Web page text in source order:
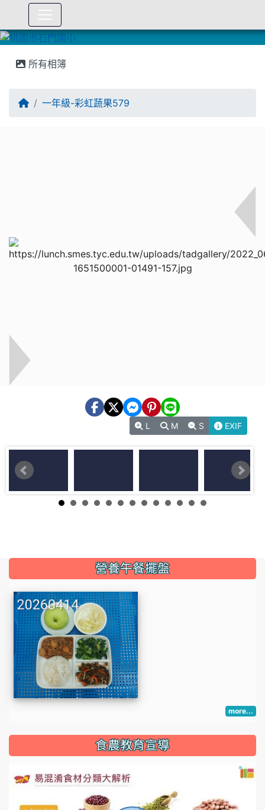
所有相簿
一年級-彩虹蔬果579
L M S EXIF
::: 營養午餐擺盤
more...
::: 食農教育宣導